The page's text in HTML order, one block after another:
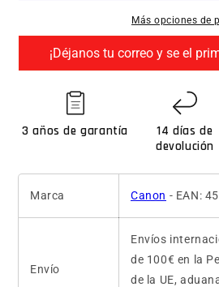
Más opciones de
¡Déjanos tu correo y se el
3 años de garantía
14 días de
devolución
Marca Canon - EAN:
Envío
Envíos
de 100€ en la
de la UE,